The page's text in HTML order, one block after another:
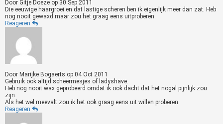
Door Gitje Doeze op 30 Sep 2011
Die eeuwige haargroei en dat lastige scheren ben ik eigenlijk meer dan zat. Heb
nog nooit gewaxd maar zou het graag eens uitproberen.
Reageren
Door Marijke Bogaerts op 04 Oct 2011
Gebruik ook altijd scheermesjes of ladyshave.
Heb nog nooit wax geprobeerd omdat ik ook dacht dat het nogal pijnlijk zou
zijn.
Als het wel meevalt zou ik het ook graag eens uit willen proberen.
Reageren